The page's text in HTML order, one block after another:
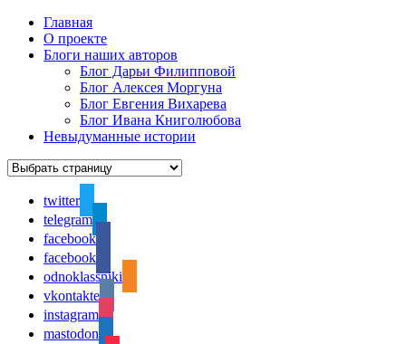
Главная
О проекте
Блоги наших авторов
Блог Дарьи Филипповой
Блог Алексея Моргуна
Блог Евгения Вихарева
Блог Ивана Книголюбова
Невыдуманные истории
twitter
telegram
facebook
facebook
odnoklassniki
vkontakte
instagram
mastodon